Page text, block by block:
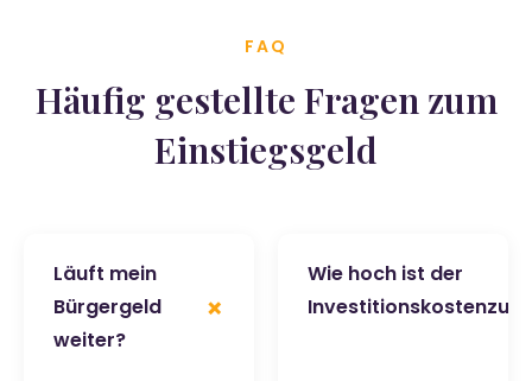
FAQ
Häufig gestellte Fragen zum
Einstiegsgeld
Läuft mein
Bürgergeld
weiter?
+
Wie hoch ist der